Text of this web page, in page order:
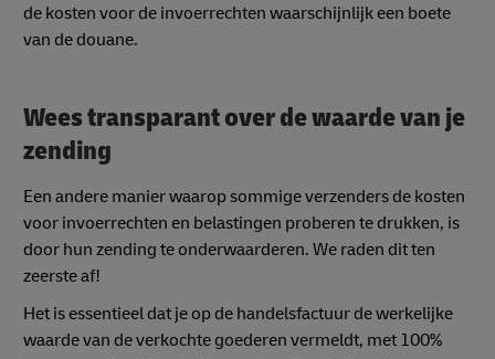
de kosten voor de invoerrechten waarschijnlijk een boete
van de douane.
Wees transparant over de waarde van je
zending
Een andere manier waarop sommige verzenders de kosten
voor invoerrechten en belastingen proberen te drukken, is
door hun zending te onderwaarderen. We raden dit ten
zeerste af!
Het is essentieel dat je op de handelsfactuur de werkelijke
waarde van de verkochte goederen vermeldt, met 100%